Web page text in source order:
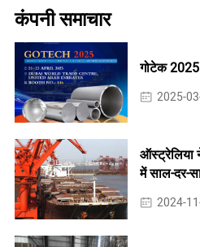
कंपनी समाचार
गोटेक
2025-
ऑस्ट्रेलिया
में साल-दर-
2024-